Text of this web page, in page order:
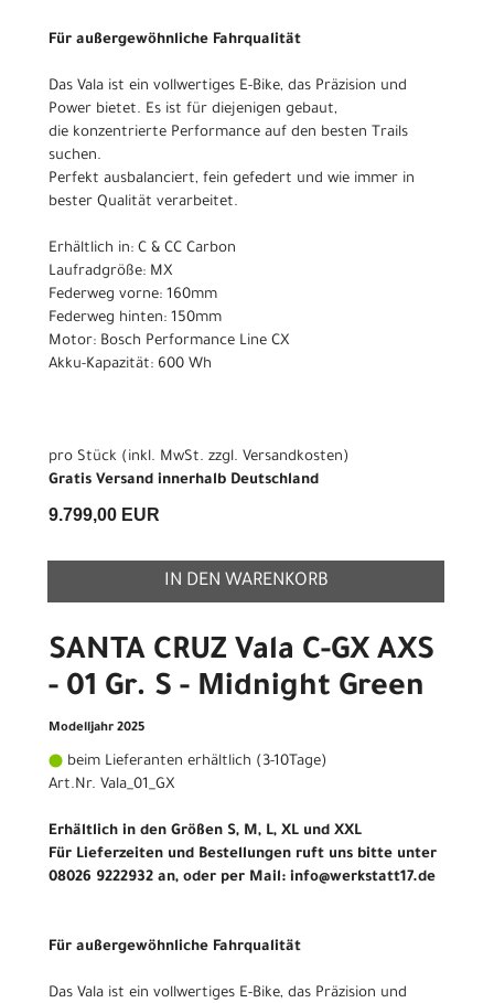
Für außergewöhnliche Fahrqualität
Das Vala ist ein vollwertiges E-Bike, das Präzision und
Power bietet. Es ist für diejenigen gebaut,
die konzentrierte Performance auf den besten Trails
suchen.
Perfekt ausbalanciert, fein gefedert und wie immer in
bester Qualität verarbeitet.
Erhältlich in: C & CC Carbon
Laufradgröße: MX
Federweg vorne: 160mm
Federweg hinten: 150mm
Motor: Bosch Performance Line CX
Akku-Kapazität: 600 Wh
pro Stück (inkl. MwSt. zzgl. Versandkosten)
Gratis Versand innerhalb Deutschland
9.799,00 EUR
IN DEN WARENKORB
SANTA CRUZ Vala C-GX AXS
- 01 Gr. S - Midnight Green
Modelljahr 2025
beim Lieferanten erhältlich (3-10Tage)
Art.Nr. Vala_01_GX
Erhältlich in den Größen S, M, L, XL und XXL
Für Lieferzeiten und Bestellungen ruft uns bitte unter
08026 9222932 an, oder per Mail: info@werkstatt17.de
Für außergewöhnliche Fahrqualität
Das Vala ist ein vollwertiges E-Bike, das Präzision und